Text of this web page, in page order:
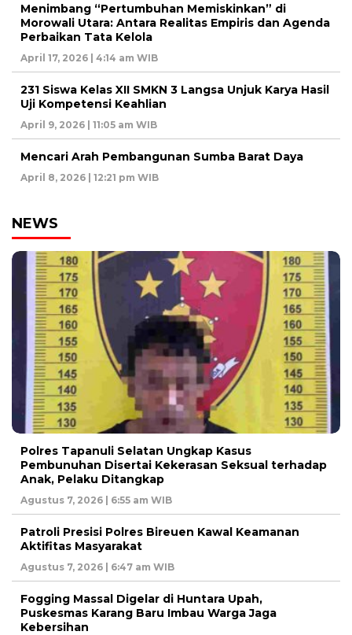
Menimbang “Pertumbuhan Memiskinkan” di
Morowali Utara: Antara Realitas Empiris dan Agenda
Perbaikan Tata Kelola
April 17, 2026 | 4:14 am WIB
231 Siswa Kelas XII SMKN 3 Langsa Unjuk Karya Hasil
Uji Kompetensi Keahlian
April 9, 2026 | 11:05 am WIB
Mencari Arah Pembangunan Sumba Barat Daya
April 8, 2026 | 12:21 pm WIB
NEWS
Polres Tapanuli Selatan Ungkap Kasus
Pembunuhan Disertai Kekerasan Seksual terhadap
Anak, Pelaku Ditangkap
Agustus 7, 2026 | 6:55 am WIB
Patroli Presisi Polres Bireuen Kawal Keamanan
Aktifitas Masyarakat
Agustus 7, 2026 | 6:47 am WIB
Fogging Massal Digelar di Huntara Upah,
Puskesmas Karang Baru Imbau Warga Jaga
Kebersihan